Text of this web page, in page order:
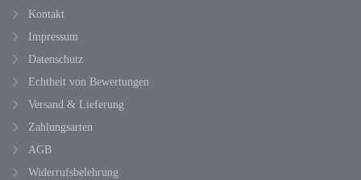
Kontakt
Impressum
Datenschutz
Echtheit von Bewertungen
Versand & Lieferung
Zahlungsarten
AGB
Widerrufsbelehrung